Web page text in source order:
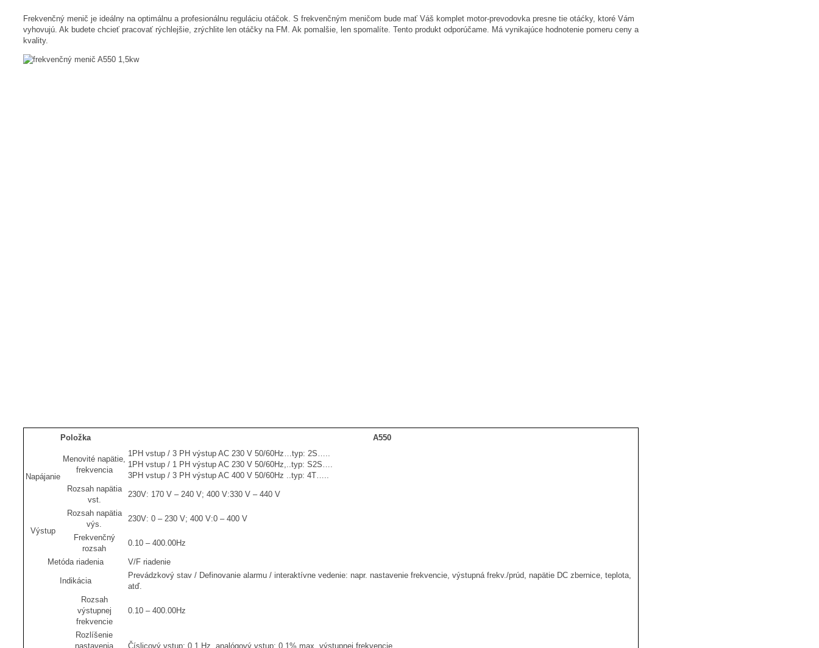
Frekvenčný menič je ideálny na optimálnu a profesionálnu reguláciu otáčok. S frekvenčným meničom bude mať Váš komplet motor-prevodovka presne tie otáćky, ktoré Vám
vyhovujú. Ak budete chcieť pracovať rýchlejšie, zrýchlite len otáčky na FM. Ak pomalšie, len spomalíte. Tento produkt odporúčame. Má vynikajúce hodnotenie pomeru ceny a
kvality.
Položka A550
Napájanie
Menovité napätie,
frekvencia
1PH vstup / 3 PH výstup AC 230 V 50/60Hz…typ: 2S…..
1PH vstup / 1 PH výstup AC 230 V 50/60Hz,..typ: S2S….
3PH vstup / 3 PH výstup AC 400 V 50/60Hz ..typ: 4T…..
Rozsah napätia
vst.
230V: 170 V – 240 V; 400 V:330 V – 440 V
Výstup
Rozsah napätia
výs.
230V: 0 – 230 V; 400 V:0 – 400 V
Frekvenčný
rozsah
0.10 – 400.00Hz
Metóda riadenia V/F riadenie
Indikácia
Prevádzkový stav / Definovanie alarmu / interaktívne vedenie: napr. nastavenie frekvencie, výstupná frekv./prúd, napätie DC zbernice, teplota,
atď.
Rozsah
výstupnej
frekvencie
0.10 – 400.00Hz
Rozlíšenie
nastavenia
Číslicový vstup: 0,1 Hz, analógový vstup: 0,1% max. výstupnej frekvencie